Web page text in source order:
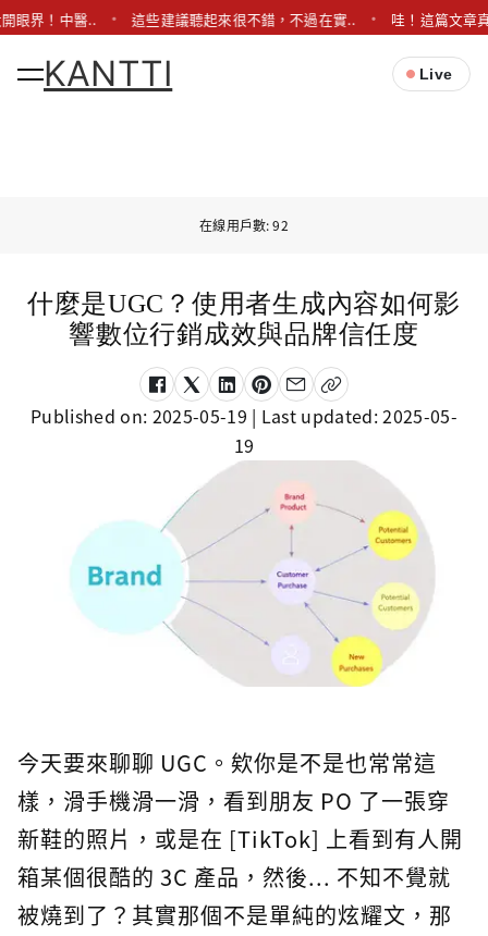
眼界！中醫.. 這些建議聽起來很不錯，不過在實.. 哇！這篇文章
KANTTI Live
在線用戶數: 92
什麼是UGC？使用者生成內容如何影
響數位行銷成效與品牌信任度
Published on: 2025-05-19 | Last updated:2025-05-
19
今天要來聊聊 UGC。欸你是不是也常常這
樣，滑手機滑一滑，看到朋友 PO 了一張穿
新鞋的照片，或是在 [TikTok] 上看到有人開
箱某個很酷的 3C 產品，然後... 不知不覺就
被燒到了？其實那個不是單純的炫耀文，那